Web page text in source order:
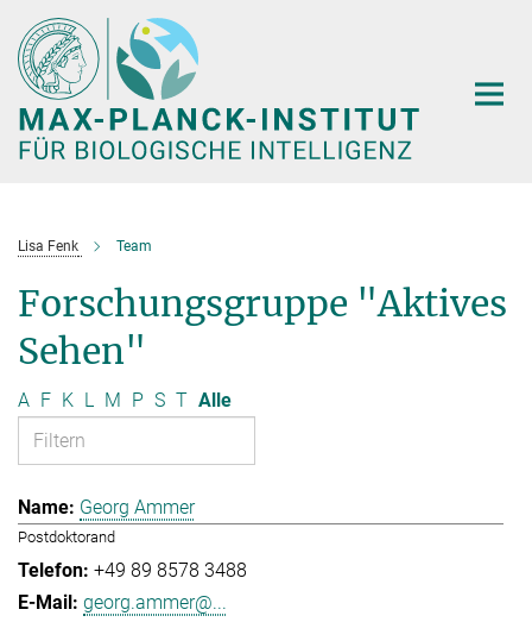
Hauptinhalt
Lisa Fenk Team
Forschungsgruppe "Aktives
Sehen"
A F K L M P S T Alle
Georg Ammer
Postdoktorand
+49 89 8578 3488
georg.ammer@...